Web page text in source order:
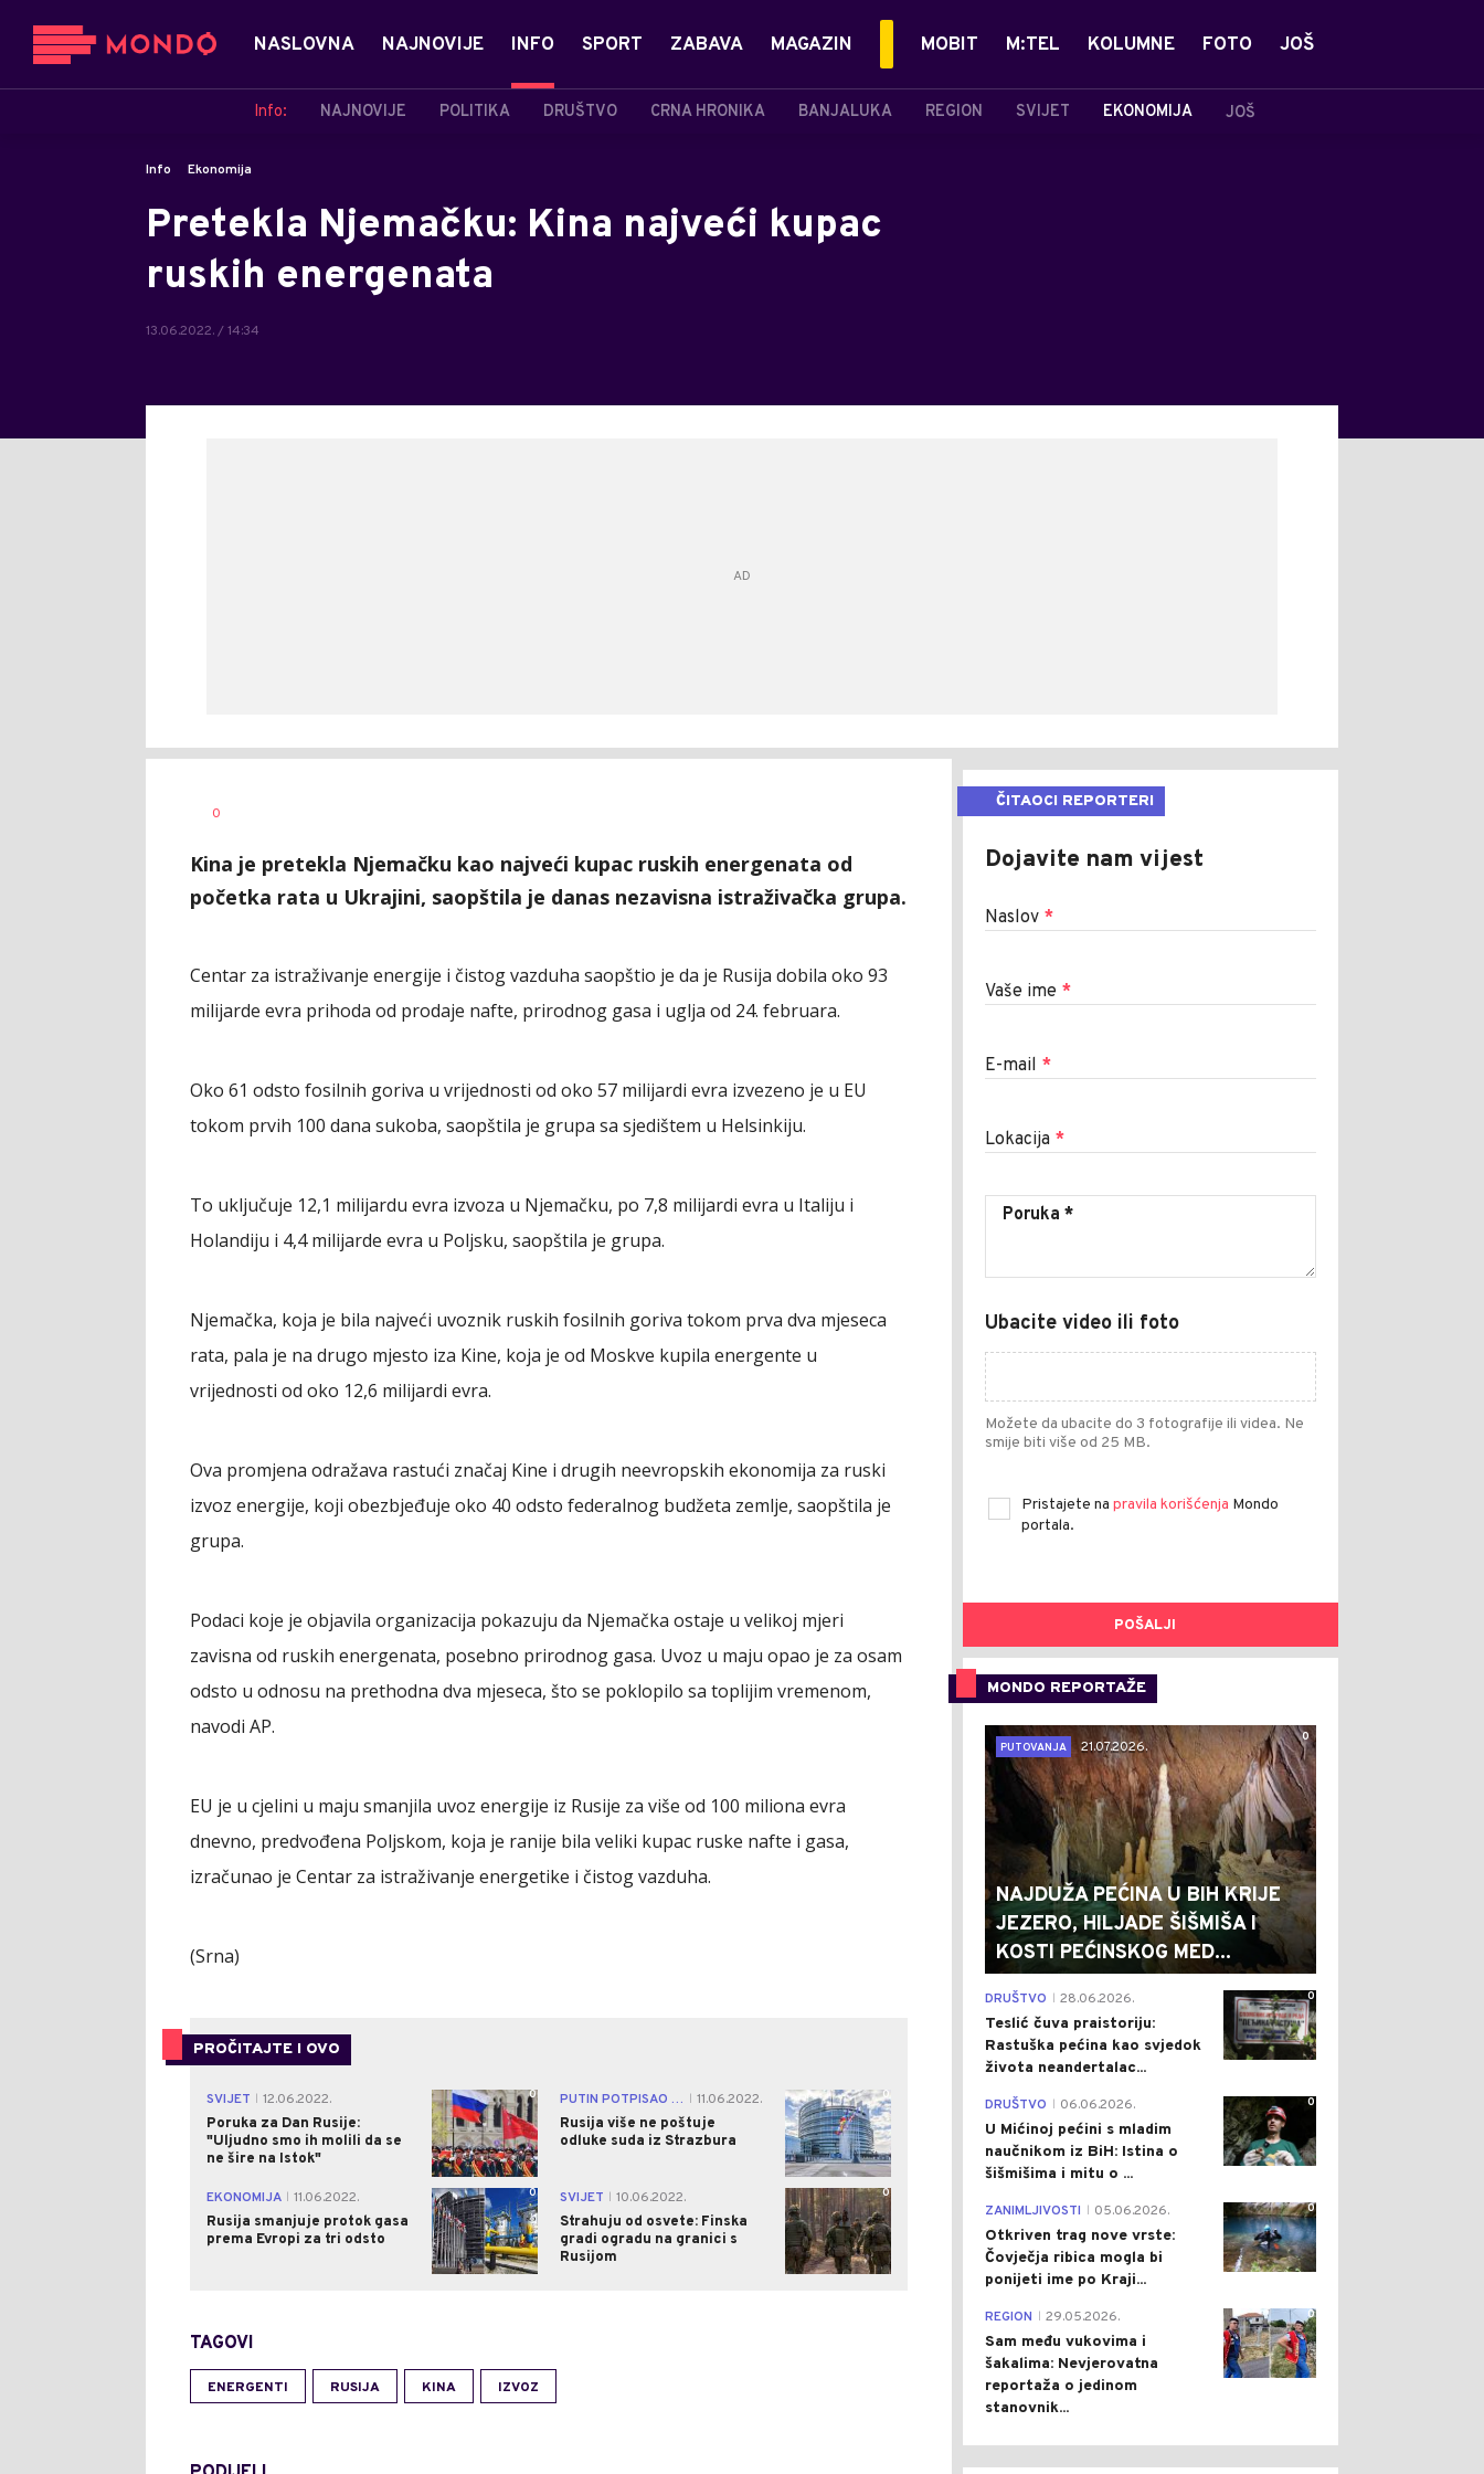
NASLOVNA NAJNOVIJE INFO
Info: NAJNOVIJE POLITIKA DRUŠTVO CRNA HRONIKA BANJALUKA REGION SVIJET EKONOMIJA JOŠ
SPORT ZABAVA MAGAZIN MOBIT M:TEL KOLUMNE FOTO JOŠ
Info Ekonomija
Pretekla Njemačku: Kina najveći kupac
ruskih energenata
13.06.2022. / 14:34
AUTOR
0
Kina je pretekla Njemačku kao najveći kupac ruskih energenata od
početka rata u Ukrajini, saopštila je danas nezavisna istraživačka grupa.
Centar za istraživanje energije i čistog vazduha saopštio je da je Rusija dobila oko 93
milijarde evra prihoda od prodaje nafte, prirodnog gasa i uglja od 24. februara.
Oko 61 odsto fosilnih goriva u vrijednosti od oko 57 milijardi evra izvezeno je u EU
tokom prvih 100 dana sukoba, saopštila je grupa sa sjedištem u Helsinkiju.
To uključuje 12,1 milijardu evra izvoza u Njemačku, po 7,8 milijardi evra u Italiju i
Holandiju i 4,4 milijarde evra u Poljsku, saopštila je grupa.
Njemačka, koja je bila najveći uvoznik ruskih fosilnih goriva tokom prva dva mjeseca
rata, pala je na drugo mjesto iza Kine, koja je od Moskve kupila energente u
vrijednosti od oko 12,6 milijardi evra.
Ova promjena odražava rastući značaj Kine i drugih neevropskih ekonomija za ruski
izvoz energije, koji obezbjeđuje oko 40 odsto federalnog budžeta zemlje, saopštila je
grupa.
Podaci koje je objavila organizacija pokazuju da Njemačka ostaje u velikoj mjeri
zavisna od ruskih energenata, posebno prirodnog gasa. Uvoz u maju opao je za osam
odsto u odnosu na prethodna dva mjeseca, što se poklopilo sa toplijim vremenom,
navodi AP.
EU je u cjelini u maju smanjila uvoz energije iz Rusije za više od 100 miliona evra
dnevno, predvođena Poljskom, koja je ranije bila veliki kupac ruske nafte i gasa,
izračunao je Centar za istraživanje energetike i čistog vazduha.
(Srna)
PROČITAJTE I OVO
SVIJET
12.06.2022.
Poruka za Dan Rusije:
"Uljudno smo ih molili da se
ne šire na Istok"
0 PUTIN POTPISAO ZAKON
11.06.2022.
Rusija više ne poštuje
odluke suda iz Strazbura
0
EKONOMIJA
11.06.2022.
Rusija smanjuje protok gasa
prema Evropi za tri odsto
0 SVIJET
10.06.2022.
Strahuju od osvete: Finska
gradi ogradu na granici s
Rusijom
0
TAGOVI
ENERGENTI RUSIJA KINA IZVOZ
ČITAOCI REPORTERI
Dojavite nam vijest
Naslov *
Vaše ime *
E-mail *
Lokacija *
Ubacite video ili foto
Možete da ubacite do 3 fotografije ili videa. Ne
smije biti više od 25 MB.
Pristajete na pravila korišćenja Mondo
portala.
POŠALJI
MONDO REPORTAŽE
0
PUTOVANJA
21.07.2026.
NAJDUŽA PEĆINA U BIH KRIJE
JEZERO, HILJADE ŠIŠMIŠA I
KOSTI PEĆINSKOG MED...
0
DRUŠTVO 28.06.2026.
Teslić čuva praistoriju:
Rastuška pećina kao svjedok
života neandertalac...
0
DRUŠTVO 06.06.2026.
U Mićinoj pećini s mladim
naučnikom iz BiH: Istina o
šišmišima i mitu o ...
0
ZANIMLJIVOSTI 05.06.2026.
Otkriven trag nove vrste:
Čovječja ribica mogla bi
ponijeti ime po Kraji...
0
REGION 29.05.2026.
Sam među vukovima i
šakalima: Nevjerovatna
reportaža o jedinom
stanovnik...